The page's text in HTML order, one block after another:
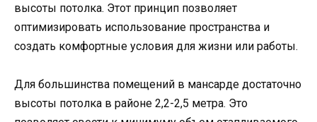
высоты потолка. Этот принцип позволяет
оптимизировать использование пространства и
создать комфортные условия для жизни или работы.
Для большинства помещений в мансарде достаточно
высоты потолка в районе 2,2-2,5 метра. Это